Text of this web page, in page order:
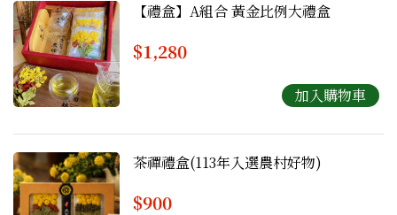
【禮盒】A組合 黃金比例大禮盒
$1,280
茶禪禮盒(113年入選農村好物)
$900